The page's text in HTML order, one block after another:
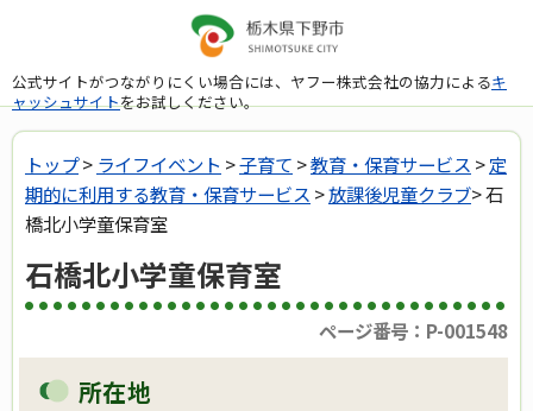
公式サイトがつながりにくい場合には、ヤフー株式会社の協力によるキ
ャッシュサイトをお試しください。
トップ> ライフイベント >子育て >教育・保育サービス >定
期的に利用する教育・保育サービス >放課後児童クラブ> 石
橋北小学童保育室
石橋北小学童保育室
ページ番号：P-001548
所在地